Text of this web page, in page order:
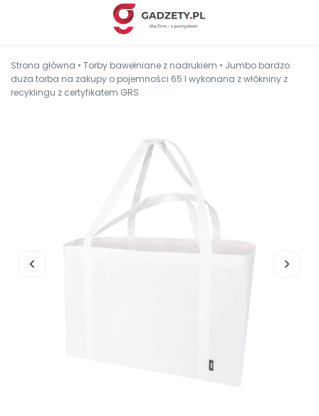
Strona główna • Torby bawełniane z nadrukiem • Jumbo bardzo
duża torba na zakupy o pojemności 65 l wykonana z włókniny z
recyklingu z certyfikatem GRS